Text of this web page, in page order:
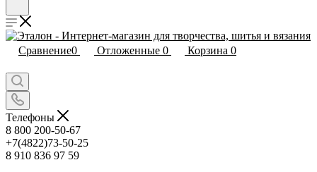
Сравнение0 Отложенные 0 Корзина 0
Телефоны
8 800 200-50-67
+7(4822)73-50-25
8 910 836 97 59